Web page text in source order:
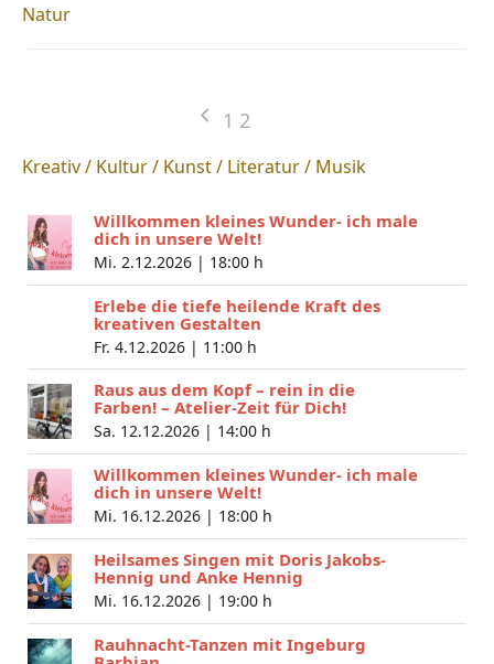
Natur
1 2
Kreativ / Kultur / Kunst / Literatur / Musik
Willkommen kleines Wunder- ich male
dich in unsere Welt!
Mi. 2.12.2026 | 18:00 h
Erlebe die tiefe heilende Kraft des
kreativen Gestalten
Fr. 4.12.2026 | 11:00 h
Raus aus dem Kopf – rein in die
Farben! – Atelier-Zeit für Dich!
Sa. 12.12.2026 | 14:00 h
Willkommen kleines Wunder- ich male
dich in unsere Welt!
Mi. 16.12.2026 | 18:00 h
Heilsames Singen mit Doris Jakobs-
Hennig und Anke Hennig
Mi. 16.12.2026 | 19:00 h
Rauhnacht-Tanzen mit Ingeburg